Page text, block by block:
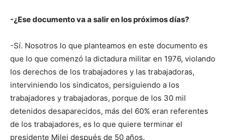
-¿Ese documento va a salir en los próximos días?
-Sí. Nosotros lo que planteamos en este documento es
que lo que comenzó la dictadura militar en 1976, violando
los derechos de los trabajadores y las trabajadoras,
interviniendo los sindicatos, persiguiendo a los
trabajadores y trabajadoras, porque de los 30 mil
detenidos desaparecidos, más del 60% eran referentes
de los trabajadores, es lo que quiere terminar el
presidente Milei después de 50 años.